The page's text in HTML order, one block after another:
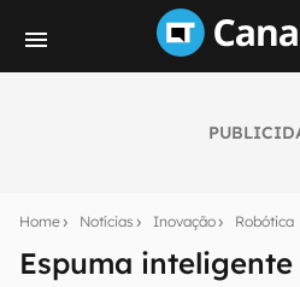
Home Notícias Inovação Robótica
Espuma
notícias e reviews sobre